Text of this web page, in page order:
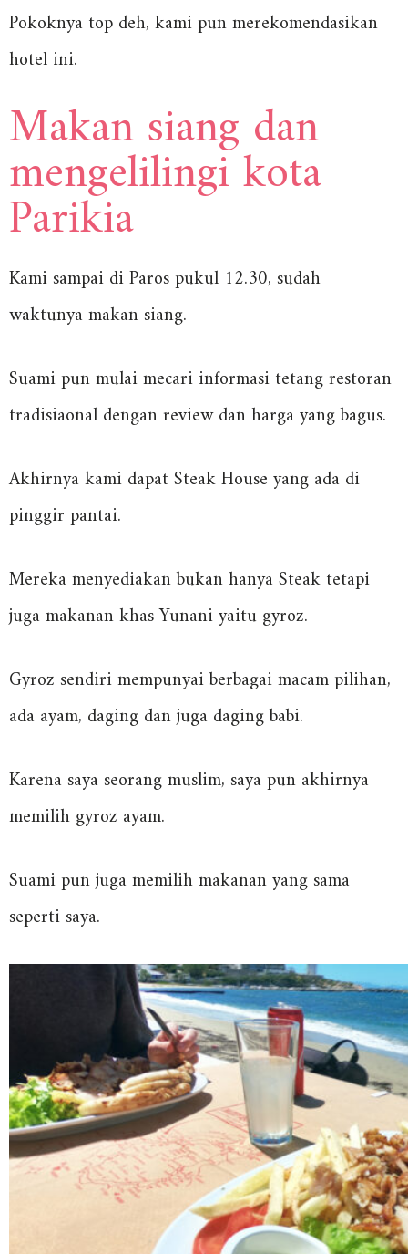
Pokoknya top deh, kami pun merekomendasikan
hotel ini.
Makan siang dan
mengelilingi kota
Parikia
Kami sampai di Paros pukul 12.30, sudah
waktunya makan siang.
Suami pun mulai mecari informasi tetang restoran
tradisiaonal dengan review dan harga yang bagus.
Akhirnya kami dapat Steak House yang ada di
pinggir pantai.
Mereka menyediakan bukan hanya Steak tetapi
juga makanan khas Yunani yaitu gyroz.
Gyroz sendiri mempunyai berbagai macam pilihan,
ada ayam, daging dan juga daging babi.
Karena saya seorang muslim, saya pun akhirnya
memilih gyroz ayam.
Suami pun juga memilih makanan yang sama
seperti saya.